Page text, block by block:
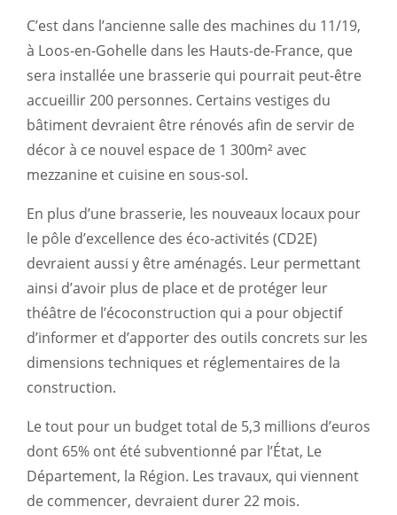
C’est dans l’ancienne salle des machines du 11/19,
à Loos-en-Gohelle dans les Hauts-de-France, que
sera installée une brasserie qui pourrait peut-être
accueillir 200 personnes. Certains vestiges du
bâtiment devraient être rénovés afin de servir de
décor à ce nouvel espace de 1 300m² avec
mezzanine et cuisine en sous-sol.
En plus d’une brasserie, les nouveaux locaux pour
le pôle d’excellence des éco-activités (CD2E)
devraient aussi y être aménagés. Leur permettant
ainsi d’avoir plus de place et de protéger leur
théâtre de l’écoconstruction qui a pour objectif
d’informer et d’apporter des outils concrets sur les
dimensions techniques et réglementaires de la
construction.
Le tout pour un budget total de 5,3 millions d’euros
dont 65% ont été subventionné par l’État, Le
Département, la Région. Les travaux, qui viennent
de commencer, devraient durer 22 mois.